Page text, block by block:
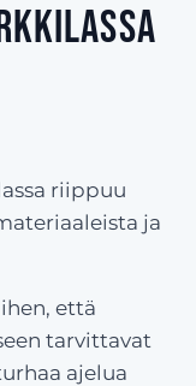
riippuu
ja
että
tarvittavat
ajelua